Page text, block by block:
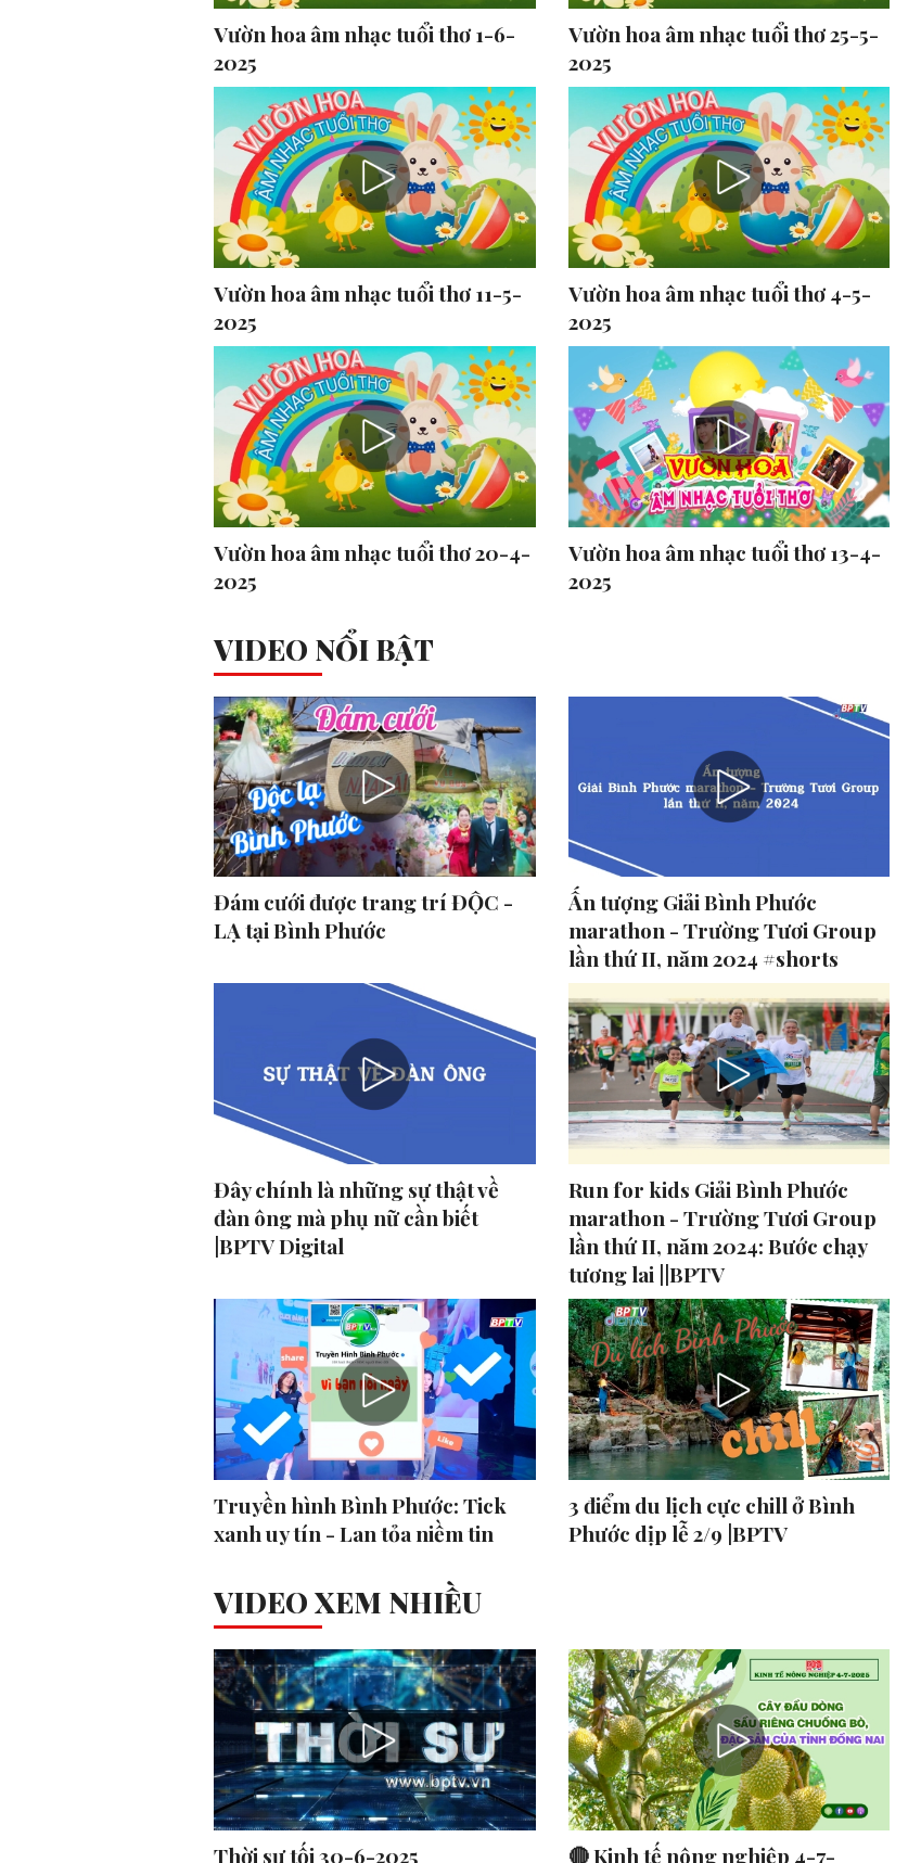
Vườn hoa âm nhạc tuổi thơ 1-6-
2025
Vườn hoa âm nhạc tuổi thơ 25-5-
2025
Vườn hoa âm nhạc tuổi thơ 11-5-
2025
Vườn hoa âm nhạc tuổi thơ 4-5-
2025
Vườn hoa âm nhạc tuổi thơ 20-4-
2025
Vườn hoa âm nhạc tuổi thơ 13-4-
2025
VIDEO NỔI BẬT
Đám cưới được trang trí ĐỘC -
LẠ tại Bình Phước
Ấn tượng Giải Bình Phước
marathon - Trường Tươi Group
lần thứ II, năm 2024 #shorts
Đây chính là những sự thật về
đàn ông mà phụ nữ cần biết
|BPTV Digital
Run for kids Giải Bình Phước
marathon - Trường Tươi Group
lần thứ II, năm 2024: Bước chạy
tương lai ||BPTV
Truyền hình Bình Phước: Tick
xanh uy tín - Lan tỏa niềm tin
3 điểm du lịch cực chill ở Bình
Phước dịp lễ 2/9 |BPTV
VIDEO XEM NHIỀU
Thời sự tối 30-6-2025 🔴 Kinh tế nông nghiệp 4-7-